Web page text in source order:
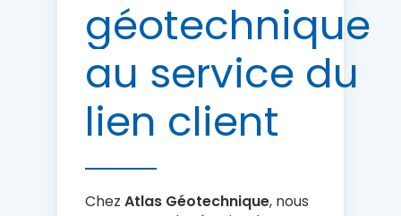
géotechnique
au service du
lien client
ChezAtlas Géotechnique, nous